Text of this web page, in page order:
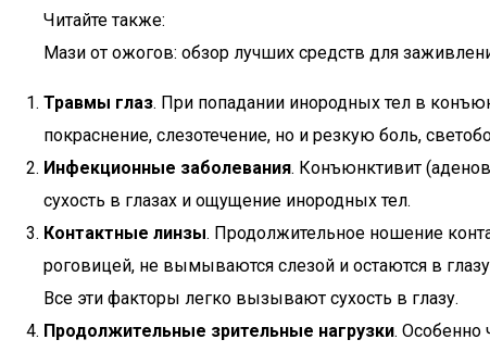
Читайте также:
Мази от ожогов: обзор лучших средств для
Травмы глаз. При попадании инородных тел в
покраснение, слезотечение, но и резкую боль,
Инфекционные заболевания. Конъюнктивит
сухость в глазах и ощущение инородных тел.
Контактные линзы. Продолжительное ношение
роговицей, не вымываются слезой и остаются в
Все эти факторы легко вызывают сухость в глазу.
Продолжительные зрительные нагрузки. Особенно